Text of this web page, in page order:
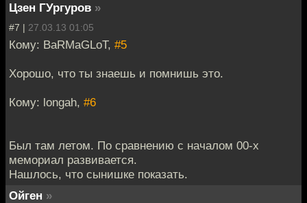
Цзен ГУргуров »
#7 | 27.03.13 01:05
Кому: BaRMaGLoT, #5
Хорошо, что ты знаешь и помнишь это.
Кому: longah, #6
Был там летом. По сравнению с началом 00-х
мемориал развивается.
Нашлось, что сынишке показать.
Ойген »